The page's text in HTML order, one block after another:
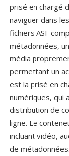
prisé en chargé
naviguer dans
fichiers ASF
métadonnées,
média
permettant un
est la prisé en
numériques, qui
distribution de
ligne. Le
incluant vidéo,
de